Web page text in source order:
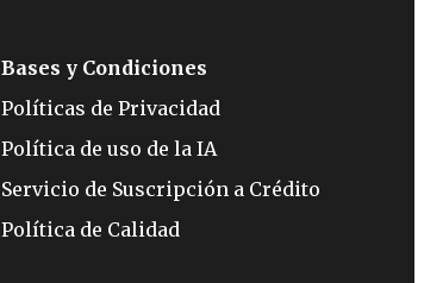
Bases y Condiciones
Políticas de Privacidad
Política de uso de la IA
Servicio de Suscripción a Crédito
Política de Calidad